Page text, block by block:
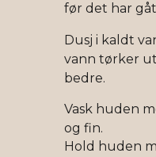
før det har
Dusj i kaldt
vann tørker
bedre.
Vask huden
og fin.
Hold huden